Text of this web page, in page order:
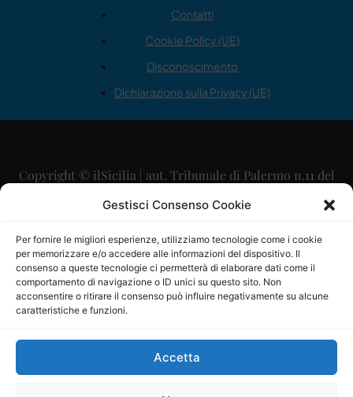
Gestisci Consenso Cookie
Per fornire le migliori esperienze, utilizziamo tecnologie come i cookie
per memorizzare e/o accedere alle informazioni del dispositivo. Il
consenso a queste tecnologie ci permetterà di elaborare dati come il
comportamento di navigazione o ID unici su questo sito. Non
acconsentire o ritirare il consenso può influire negativamente su alcune
caratteristiche e funzioni.
Accetta
Contatti
Cookie Policy (UE)
Disconoscimento
Dichiarazione sulla Privacy (UE)
Copyright © ilSicilia | aut. Tribunale di Palermo n.11 del
29/09/2015
Direttore Editoriale: Maurizio Scaglione
Direttore Responsabile: Maria Calabrese
P.IVA: 06334930820
Mercurio Comunicazione Società Cooperativa a r.l. è